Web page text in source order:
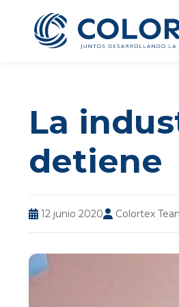
La
detiene
12 junio 2020 Colortex